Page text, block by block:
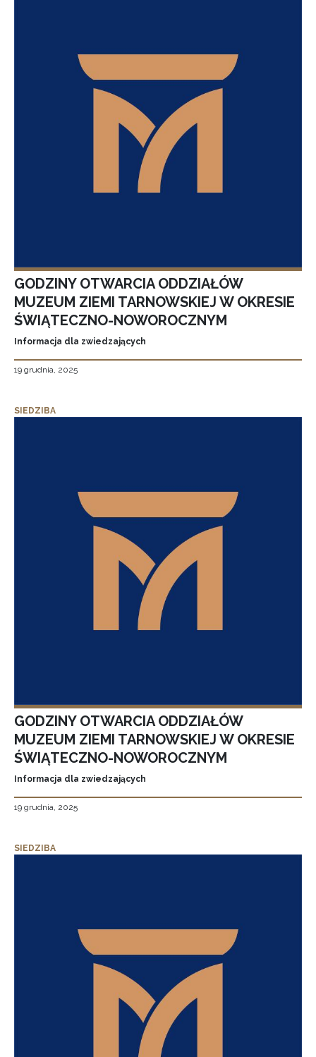
GODZINY OTWARCIA ODDZIAŁÓW
MUZEUM ZIEMI TARNOWSKIEJ W OKRESIE
ŚWIĄTECZNO-NOWOROCZNYM
Informacja dla zwiedzających
19 grudnia, 2025
SIEDZIBA
GODZINY OTWARCIA ODDZIAŁÓW
MUZEUM ZIEMI TARNOWSKIEJ W OKRESIE
ŚWIĄTECZNO-NOWOROCZNYM
Informacja dla zwiedzających
19 grudnia, 2025
SIEDZIBA